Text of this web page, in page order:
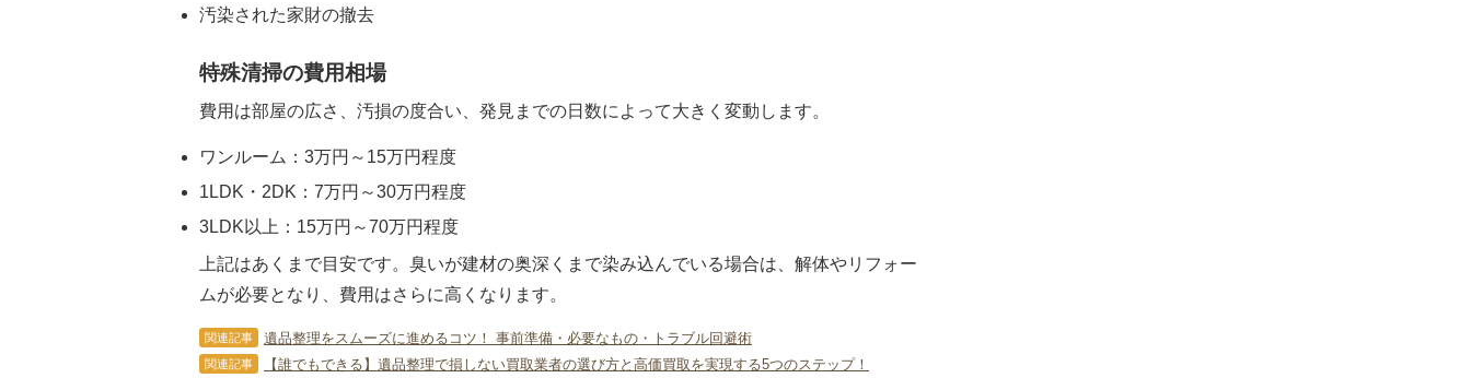
汚染された家財の撤去
特殊清掃の費用相場
費用は部屋の広さ、汚損の度合い、発見までの日数によって大きく変動します。
ワンルーム：3万円～15万円程度
1LDK・2DK：7万円～30万円程度
3LDK以上：15万円～70万円程度
上記はあくまで目安です。臭いが建材の奥深くまで染み込んでいる場合は、解体やリフォー
ムが必要となり、費用はさらに高くなります。
関連記事 遺品整理をスムーズに進めるコツ！ 事前準備・必要なもの・トラブル回避術
関連記事 【誰でもできる】遺品整理で損しない買取業者の選び方と高価買取を実現する5つのステップ！